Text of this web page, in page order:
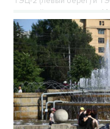
горячей воды начнутся